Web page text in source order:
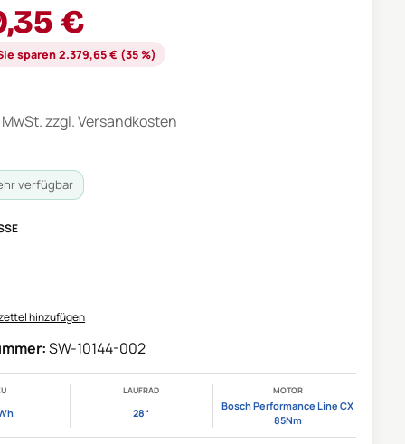
€
sparen 2.379,65 € (35 %)
zzgl. Versandkosten
verfügbar
AUSWÄHLEN
hinzufügen
SW-10144-002
LAUFRAD
28“
MOTOR
Bosch Performance Line CX
85Nm